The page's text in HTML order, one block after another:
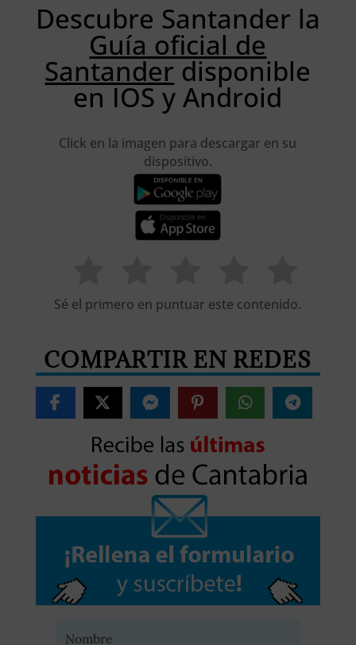
Descubre Santander la
Guía oficial de
Santanderdisponible
en IOS y Android
Click en la imagen para descargar en su
dispositivo.
Sé el primero en puntuar este contenido.
COMPARTIR EN REDES